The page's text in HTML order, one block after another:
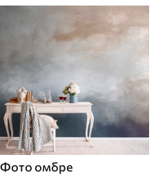
Фото омбре